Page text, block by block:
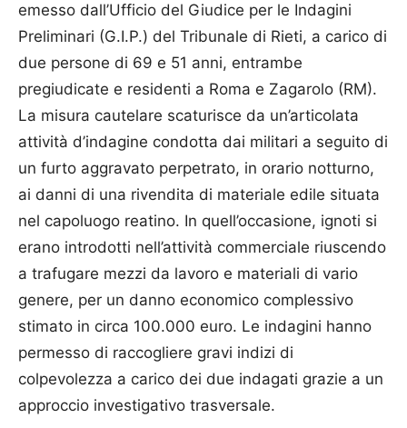
emesso dall’Ufficio del Giudice per le Indagini
Preliminari (G.I.P.) del Tribunale di Rieti, a carico di
due persone di 69 e 51 anni, entrambe
pregiudicate e residenti a Roma e Zagarolo (RM).
La misura cautelare scaturisce da un’articolata
attività d’indagine condotta dai militari a seguito di
un furto aggravato perpetrato, in orario notturno,
ai danni di una rivendita di materiale edile situata
nel capoluogo reatino. In quell’occasione, ignoti si
erano introdotti nell’attività commerciale riuscendo
a trafugare mezzi da lavoro e materiali di vario
genere, per un danno economico complessivo
stimato in circa 100.000 euro. Le indagini hanno
permesso di raccogliere gravi indizi di
colpevolezza a carico dei due indagati grazie a un
approccio investigativo trasversale.